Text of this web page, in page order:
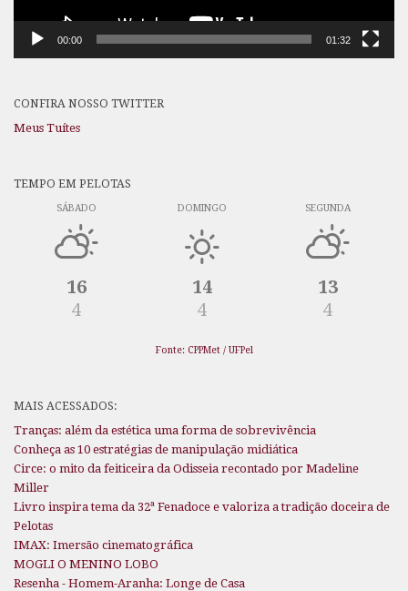
00:00 01:32
CONFIRA NOSSO TWITTER
Meus Tuítes
TEMPO EM PELOTAS
SÁBADO
16
4
DOMINGO
14
4
SEGUNDA
13
4
Fonte: CPPMet / UFPel
MAIS ACESSADOS:
Tranças: além da estética uma forma de sobrevivência
Conheça as 10 estratégias de manipulação midiática
Circe: o mito da feiticeira da Odisseia recontado por Madeline
Miller
Livro inspira tema da 32ª Fenadoce e valoriza a tradição doceira de
Pelotas
IMAX: Imersão cinematográfica
MOGLI O MENINO LOBO
Resenha - Homem-Aranha: Longe de Casa